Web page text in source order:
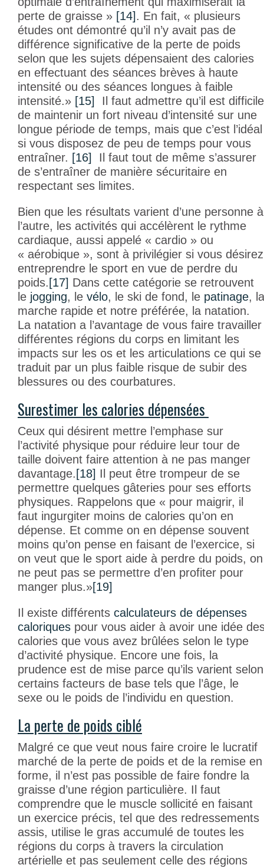
perte de graisse » [14]. En fait, « plusieurs
études ont démontré qu’il n’y avait pas de
différence significative de la perte de poids
selon que les sujets dépensaient des calories
en effectuant des séances brèves à haute
intensité ou des séances longues à faible
intensité.» [15] Il faut admettre qu’il est difficile
de maintenir un fort niveau d’intensité sur une
longue période de temps, mais que c’est l’idéal
si vous disposez de peu de temps pour vous
entraîner. [16] Il faut tout de même s’assurer
de s’entraîner de manière sécuritaire en
respectant ses limites.
Bien que les résultats varient d’une personne à
l’autre, les activités qui accélèrent le rythme
cardiaque, aussi appelé « cardio » ou
« aérobique », sont à privilégier si vous désirez
entreprendre le sport en vue de perdre du
poids.[17] Dans cette catégorie se retrouvent
le jogging, le vélo, le ski de fond, le patinage, la
marche rapide et notre préférée, la natation.
La natation a l’avantage de vous faire travailler
différentes régions du corps en limitant les
impacts sur les os et les articulations ce qui se
traduit par un plus faible risque de subir des
blessures ou des courbatures.
Surestimer les calories dépensées
Ceux qui désirent mettre l’emphase sur
l’activité physique pour réduire leur tour de
taille doivent faire attention à ne pas manger
davantage.[18] Il peut être trompeur de se
permettre quelques gâteries pour ses efforts
physiques. Rappelons que « pour maigrir, il
faut ingurgiter moins de calories qu’on en
dépense. Et comme on en dépense souvent
moins qu’on pense en faisant de l’exercice, si
on veut que le sport aide à perdre du poids, on
ne peut pas se permettre d’en profiter pour
manger plus.»[19]
Il existe différents calculateurs de dépenses
caloriques pour vous aider à avoir une idée
calories que vous avez brûlées selon le type
d’activité physique. Encore une fois, la
prudence est de mise parce qu’ils varient selon
certains facteurs de base tels que l’âge, le
sexe ou le poids de l’individu en question.
La perte de poids ciblé
Malgré ce que veut nous faire croire le lucratif
marché de la perte de poids et de la remise en
forme, il n’est pas possible de faire fondre la
graisse d’une région particulière. Il faut
comprendre que le muscle sollicité en faisant
un exercice précis, tel que des redressements
assis, utilise le gras accumulé de toutes les
régions du corps à travers la circulation
artérielle et pas seulement celle des régions